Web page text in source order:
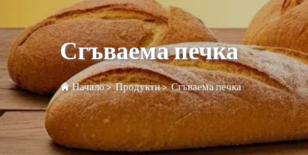
Сгъваема печка
Начало>Продукти>Сгъваема печка